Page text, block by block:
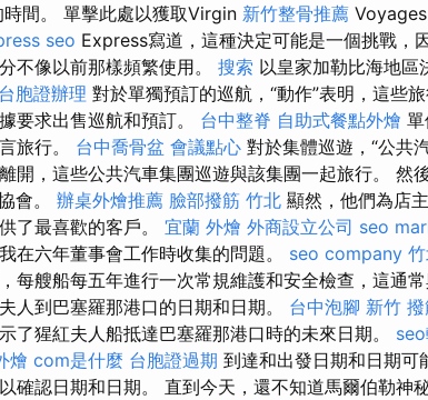
間。 單擊此處以獲取Virgin 新竹整骨推薦 Voyages
seo Express寫道，這種決定可能是一個挑戰，
不像以前那樣頻繁使用。 搜索 以皇家加勒比海地區
台胞證辦理 對於單獨預訂的巡航，“動作”表明，這些
要求出售巡航和預訂。 台中整脊 自助式餐點外燴
旅行。 台中喬骨盆 會議點心 對於集體巡遊，“公共
開，這些公共汽車集團巡遊與該集團一起旅行。 然
會。 辦桌外燴推薦 臉部撥筋 竹北 顯然，他們為店
了最喜歡的客戶。 宜蘭 外燴 外商設立公司 seo
在六年董事會工作時收集的問題。 seo company
每艘船每五年進行一次常規維護和安全檢查，這通常
人到巴塞羅那港口的日期和日期。 台中泡腳 新竹
了猩紅夫人船抵達巴塞羅那港口時的未來日期。
燴 com是什麼 台胞證過期 到達和出發日期和日期可
確認日期和日期。 直到今天，還不知道馬爾伯勒神